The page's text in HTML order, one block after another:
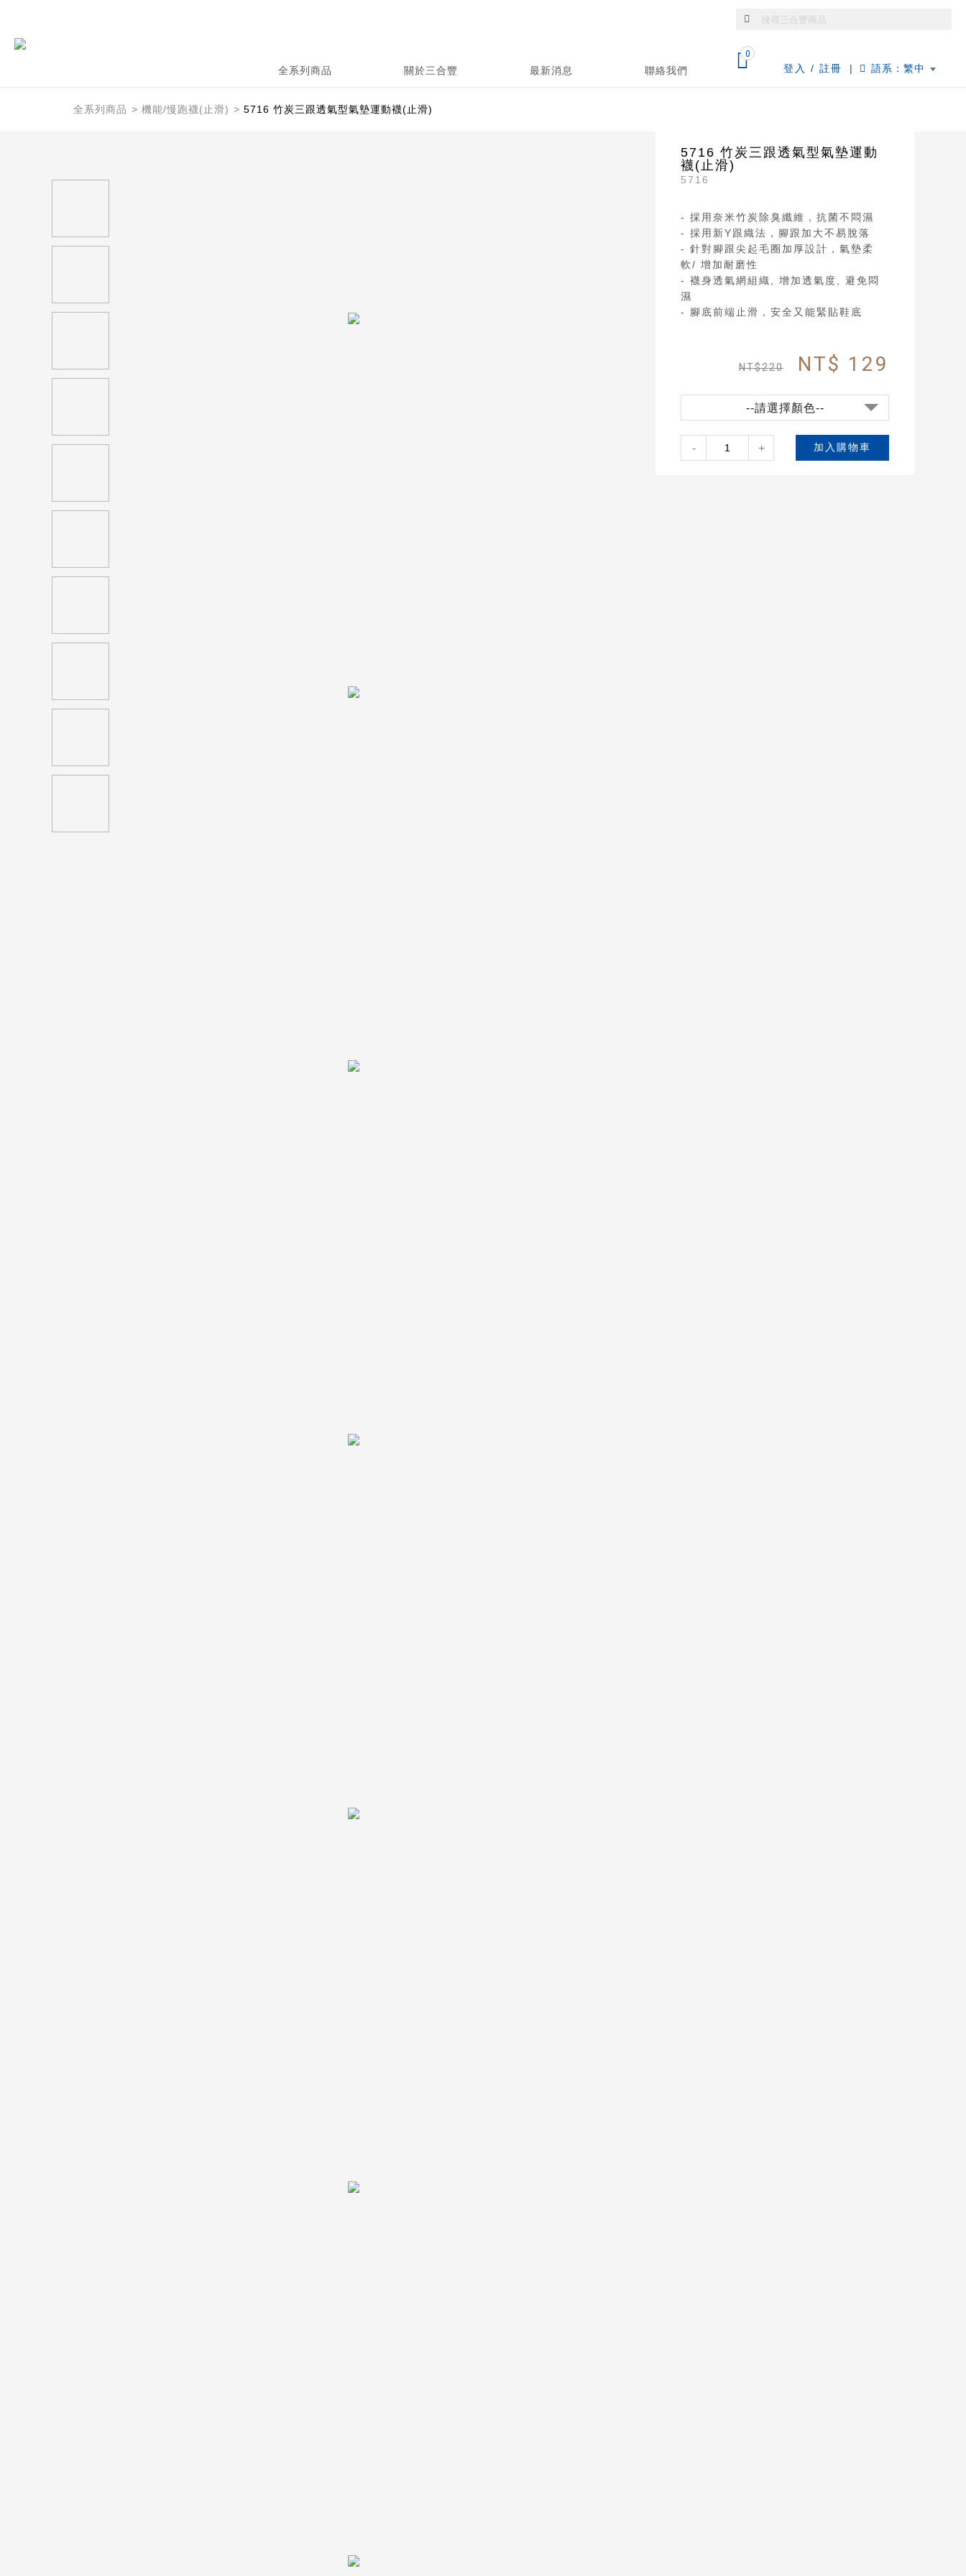
全系列商品 關於三合豐 最新消息 聯絡我們
0
登入 / 註冊 | 語系：繁中
全系列商品 機能/慢跑襪(止滑) 5716 竹炭三跟透氣型氣墊運動襪(止滑)
5716 竹炭三跟透氣型氣墊運動
襪(止滑)
5716
- 採用奈米竹炭除臭纖維，抗菌不悶濕
- 採用新Y跟織法，腳跟加大不易脫落
- 針對腳跟尖起毛圈加厚設計，氣墊柔
軟/ 增加耐磨性
- 襪身透氣網組織, 增加透氣度, 避免悶
濕
- 腳底前端止滑，安全又能緊貼鞋底
NT$220 NT$ 129
--請選擇顏色--
- + 加入購物車